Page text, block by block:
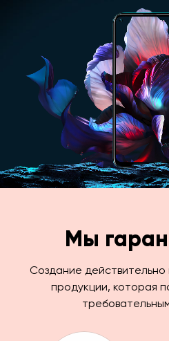
Мы
Создание действительно
продукции, которая